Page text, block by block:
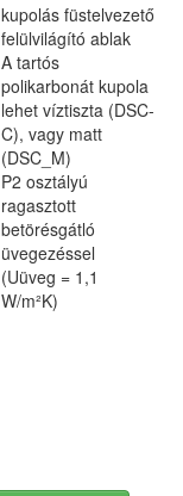
kupolás füstelvezető
felülvilágító ablak
A tartós
polikarbonát kupola
lehet víztiszta (DSC-
C), vagy matt
(DSC_M)
P2 osztályú
ragasztott
betörésgátló
üvegezéssel
(Uüveg = 1,1
W/m²K)